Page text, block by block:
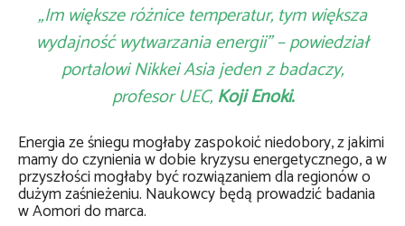
„Im większe różnice temperatur, tym większa
wydajność wytwarzania energii” – powiedział
portalowi Nikkei Asia jeden z badaczy,
profesor UEC,Koji Enoki.
Energia ze śniegu mogłaby zaspokoić niedobory, z jakimi
mamy do czynienia w dobie kryzysu energetycznego, a w
przyszłości mogłaby być rozwiązaniem dla regionów o
dużym zaśnieżeniu. Naukowcy będą prowadzić badania
w Aomori do marca.